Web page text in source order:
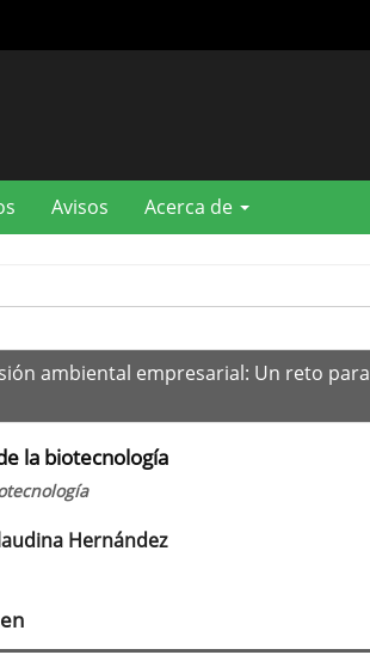
Avisos Acerca de
ambiental empresarial: Un reto para
la biotecnología
Hernández